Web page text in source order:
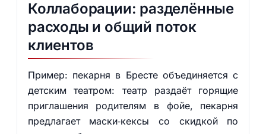
Коллаборации: разделённые
расходы и общий поток
клиентов
Пример: пекарня в Бресте объединяется с
детским театром: театр раздаёт горящие
приглашения родителям в фойе, пекарня
предлагает маски‑кексы со скидкой по